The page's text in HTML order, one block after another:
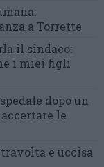
a Torrette
il sindaco:
i miei figli
dopo un
le
e uccisa